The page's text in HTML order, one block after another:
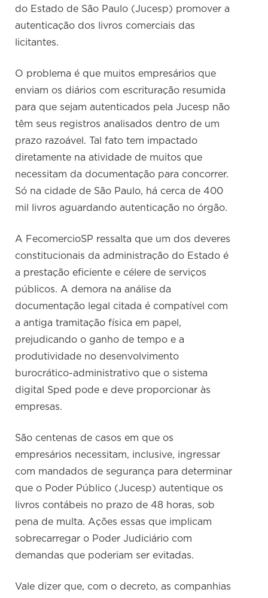
do Estado de São Paulo (Jucesp) promover a
autenticação dos livros comerciais das
licitantes.
O problema é que muitos empresários que
enviam os diários com escrituração resumida
para que sejam autenticados pela Jucesp não
têm seus registros analisados dentro de um
prazo razoável. Tal fato tem impactado
diretamente na atividade de muitos que
necessitam da documentação para concorrer.
Só na cidade de São Paulo, há cerca de 400
mil livros aguardando autenticação no órgão.
A FecomercioSP ressalta que um dos deveres
constitucionais da administração do Estado é
a prestação eficiente e célere de serviços
públicos. A demora na análise da
documentação legal citada é compatível com
a antiga tramitação física em papel,
prejudicando o ganho de tempo e a
produtividade no desenvolvimento
burocrático-administrativo que o sistema
digital Sped pode e deve proporcionar às
empresas.
São centenas de casos em que os
empresários necessitam, inclusive, ingressar
com mandados de segurança para determinar
que o Poder Público (Jucesp) autentique os
livros contábeis no prazo de 48 horas, sob
pena de multa. Ações essas que implicam
sobrecarregar o Poder Judiciário com
demandas que poderiam ser evitadas.
Vale dizer que, com o decreto, as companhias